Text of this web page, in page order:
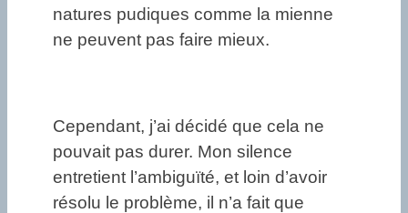
natures pudiques comme la mienne
ne peuvent pas faire mieux.
Cependant, j’ai décidé que cela ne
pouvait pas durer. Mon silence
entretient l’ambiguïté, et loin d’avoir
résolu le problème, il n’a fait que